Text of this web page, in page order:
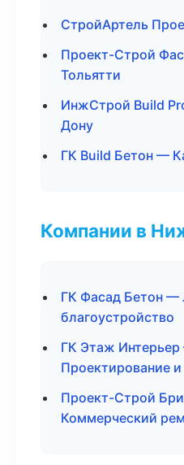
СтройАртель
Проект-Строй
Тольятти
ИнжСтрой Build
Дону
ГК Build Бетон —
Компании в
ГК Фасад Бетон —
благоустройство
ГК Этаж
Проектирование
Проект-Строй
Коммерческий